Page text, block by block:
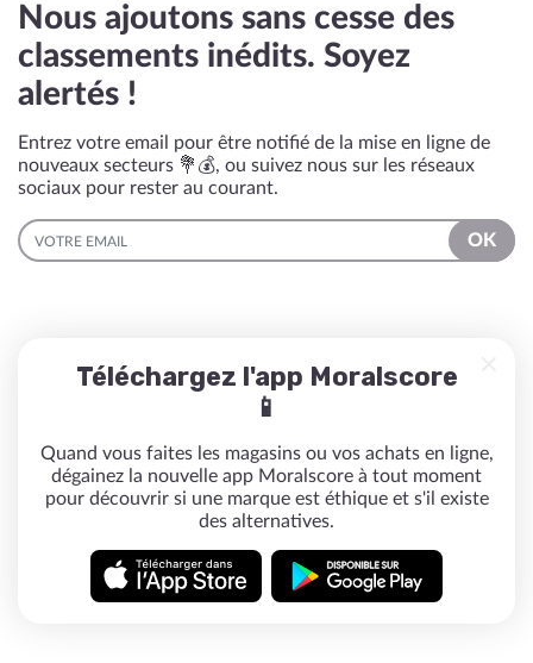
Nous ajoutons sans cesse des
classements inédits. Soyez
alertés !
Entrez votre email pour être notifié de la mise en ligne de
nouveaux secteurs 💐💰, ou suivez nous sur les réseaux
sociaux pour rester au courant.
EMAIL
OK
Téléchargez l'app Moralscore
📱
Quand vous faites les magasins ou vos achats en ligne,
dégainez la nouvelle app Moralscore à tout moment
pour découvrir si une marque est éthique et s'il existe
des alternatives.